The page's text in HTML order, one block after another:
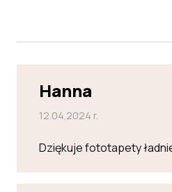
Hanna
12.04.2024 r.
Dziękuje fototapety